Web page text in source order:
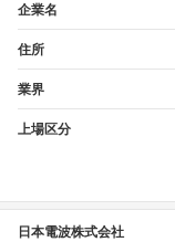
企業名
住所
業界
上場区分
日本電波株式会社